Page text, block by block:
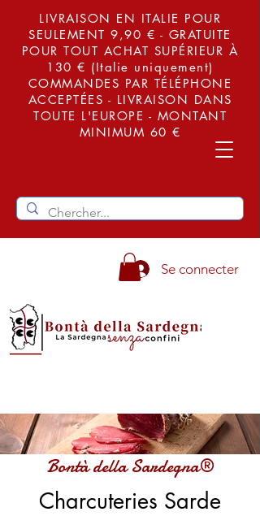
LIVRAISON EN ITALIE POUR
SEULEMENT 9,90 € - GRATUITE
POUR TOUT ACHAT SUPÉRIEUR À
130 € (Italie uniquement)
COMMANDES PAR TÉLÉPHONE
ACCEPTÉES - LIVRAISON DANS
TOUTE L'EUROPE - MONTANT
MINIMUM 60 €
Se connecter
Bontà della Sardegna®
Charcuteries Sarde